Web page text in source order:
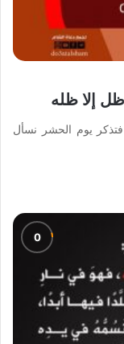
إلا ظله
يوم الحشر نسأل